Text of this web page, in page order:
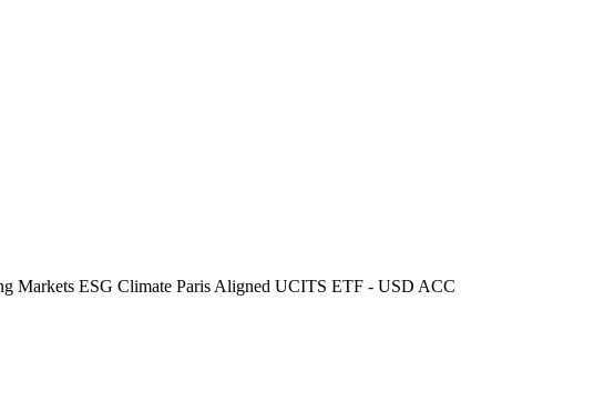
Markets ESG Climate Paris Aligned UCITS ETF - USD ACC